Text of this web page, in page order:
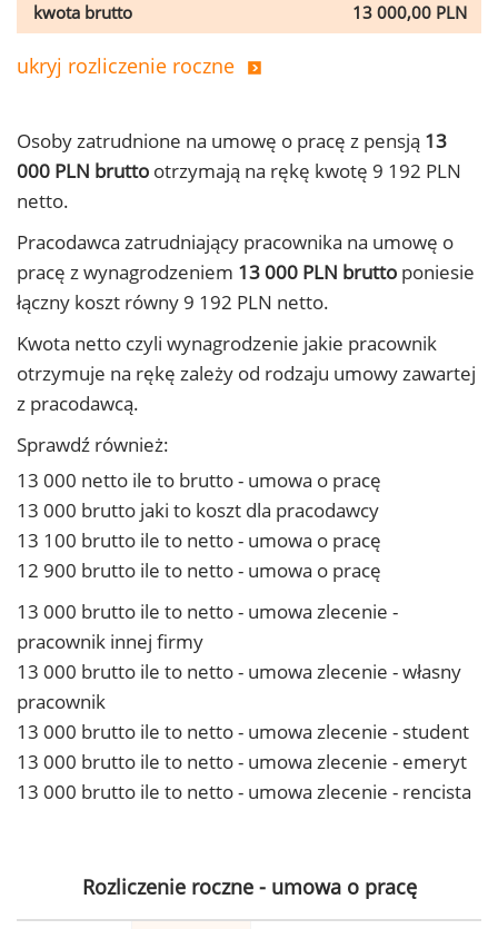
kwota brutto
13 000,00 PLN
ukryj rozliczenie roczne
Osoby zatrudnione na umowę o pracę z pensją 13
000 PLN brutto otrzymają na rękę kwotę 9 192 PLN
netto.
Pracodawca zatrudniający pracownika na umowę o
pracę z wynagrodzeniem 13 000 PLN brutto poniesie
łączny koszt równy 9 192 PLN netto.
Kwota netto czyli wynagrodzenie jakie pracownik
otrzymuje na rękę zależy od rodzaju umowy zawartej
z pracodawcą.
Sprawdź również:
13 000 netto ile to brutto - umowa o pracę
13 000 brutto jaki to koszt dla pracodawcy
13 100 brutto ile to netto - umowa o pracę
12 900 brutto ile to netto - umowa o pracę
13 000 brutto ile to netto - umowa zlecenie -
pracownik innej firmy
13 000 brutto ile to netto - umowa zlecenie - własny
pracownik
13 000 brutto ile to netto - umowa zlecenie - student
13 000 brutto ile to netto - umowa zlecenie - emeryt
13 000 brutto ile to netto - umowa zlecenie - rencista
Rozliczenie roczne - umowa o pracę